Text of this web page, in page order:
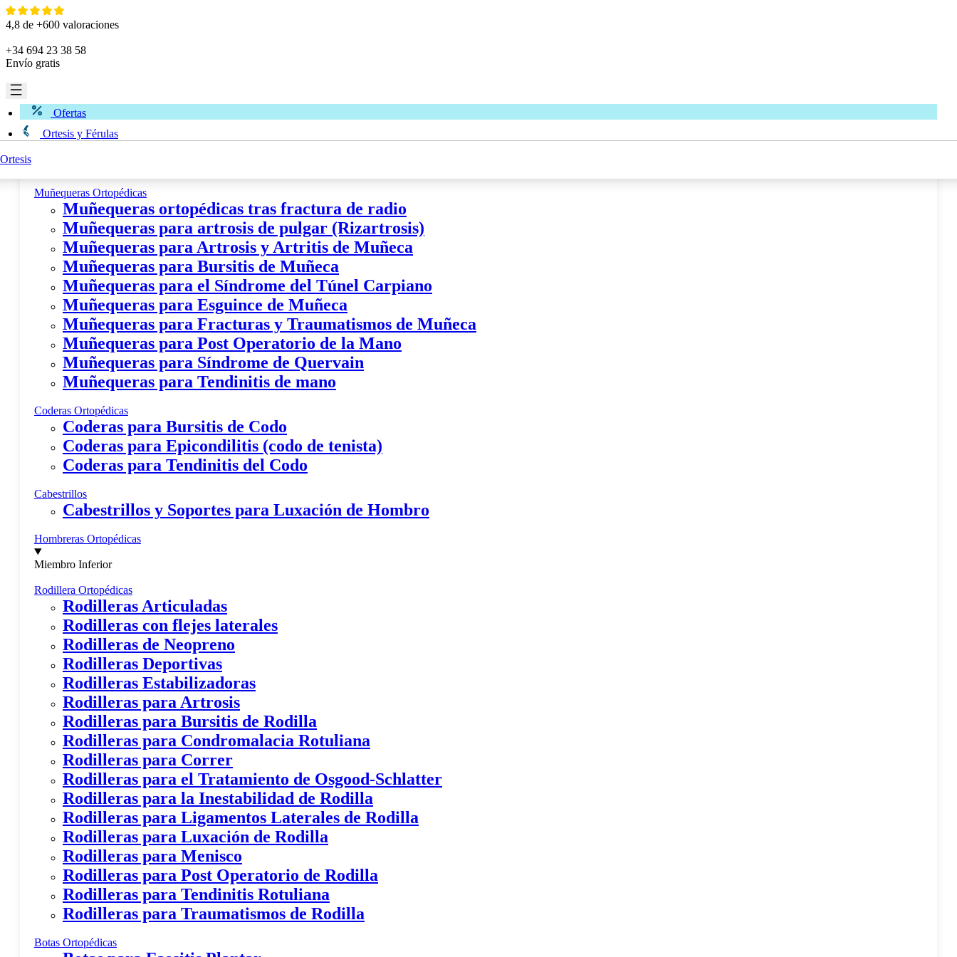
Ir
al
4,8 de +600 valoraciones
+34 694 23 38 58
Envío gratis
Ofertas
Ortesis y Férulas
Ortesis
Muñequeras Ortopédicas
Muñequeras ortopédicas tras fractura de radio
Muñequeras para artrosis de pulgar (Rizartrosis)
Muñequeras para Artrosis y Artritis de Muñeca
Muñequeras para Bursitis de Muñeca
Muñequeras para el Síndrome del Túnel Carpiano
Muñequeras para Esguince de Muñeca
Muñequeras para Fracturas y Traumatismos de Muñeca
Muñequeras para Post Operatorio de la Mano
Muñequeras para Síndrome de Quervain
Muñequeras para Tendinitis de mano
Coderas Ortopédicas
Coderas para Bursitis de Codo
Coderas para Epicondilitis (codo de tenista)
Coderas para Tendinitis del Codo
Cabestrillos
Cabestrillos y Soportes para Luxación de Hombro
Hombreras Ortopédicas
Miembro Inferior
Rodillera Ortopédicas
Rodilleras Articuladas
Rodilleras con flejes laterales
Rodilleras de Neopreno
Rodilleras Deportivas
Rodilleras Estabilizadoras
Rodilleras para Artrosis
Rodilleras para Bursitis de Rodilla
Rodilleras para Condromalacia Rotuliana
Rodilleras para Correr
Rodilleras para el Tratamiento de Osgood-Schlatter
Rodilleras para la Inestabilidad de Rodilla
Rodilleras para Ligamentos Laterales de Rodilla
Rodilleras para Luxación de Rodilla
Rodilleras para Menisco
Rodilleras para Post Operatorio de Rodilla
Rodilleras para Tendinitis Rotuliana
Rodilleras para Traumatismos de Rodilla
Botas Ortopédicas